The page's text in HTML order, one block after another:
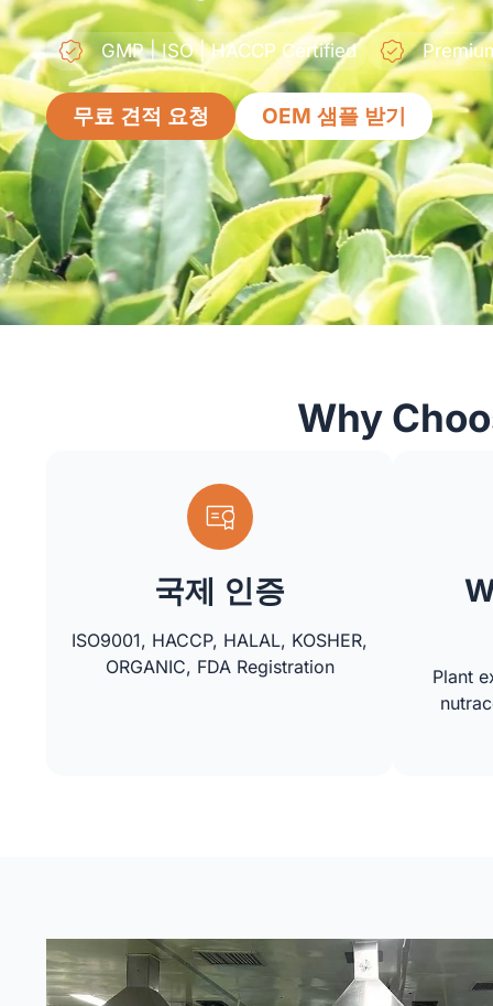
GMP | ISO | HACCP Certified
무료 견적 요청 OEM 샘플 받기
Why
국제 인증
ISO9001, HACCP, HALAL, KOSHER,
ORGANIC, FDA Registration
Plant